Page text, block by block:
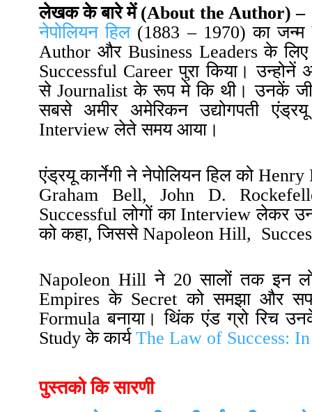
लेखक के बारे में (About the Author)–
नेपोलियन हिल(1883 – 1970) का जन्म
Author और Business Leaders के
Successful Career पुरा किया।
सेJournalist के रूप मे कि थी। उनकें
सबसे अमीर अमेरिकन उद्योगपती एंड्रयू
Interview लेते समय आया।
एंड्रयू कार्नेगी नेनेपोलियन हिल को
Graham Bell, John D.
Successful लोगों का Interview लेकर
को कहा, जिससे Napoleon Hill,
Napoleon Hill ने 20 सालों तक इन
Empires के Secret को समझा और
Formula बनाया । थिंक एंड ग्रो रिच
Study के कार्य The Law of Success:
पुस्तको कि सारणी